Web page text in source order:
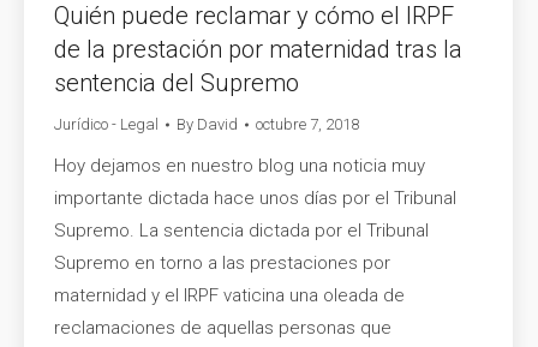
Quién puede reclamar y cómo el IRPF
de la prestación por maternidad tras la
sentencia del Supremo
Jurídico - Legal By David octubre 7, 2018
Hoy dejamos en nuestro blog una noticia muy
importante dictada hace unos días por el Tribunal
Supremo. La sentencia dictada por el Tribunal
Supremo en torno a las prestaciones por
maternidad y el IRPF vaticina una oleada de
reclamaciones de aquellas personas que